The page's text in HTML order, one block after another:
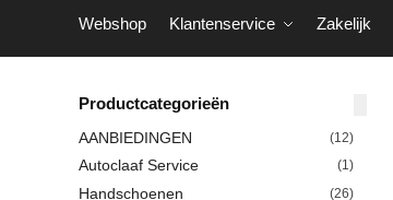
Webshop Klantenservice Zakelijk
Productcategorieën
AANBIEDINGEN (12)
Autoclaaf Service (1)
Handschoenen (26)